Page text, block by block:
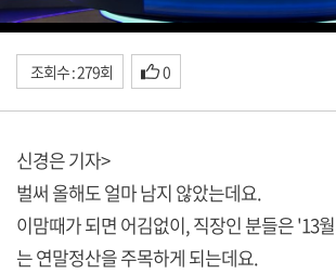
조회수 : 279회 0
신경은 기자>
벌써 올해도 얼마 남지 않았는데요.
이맘때가 되면 어김없이, 직장인 분들은 '13
는 연말정산을 주목하게 되는데요.